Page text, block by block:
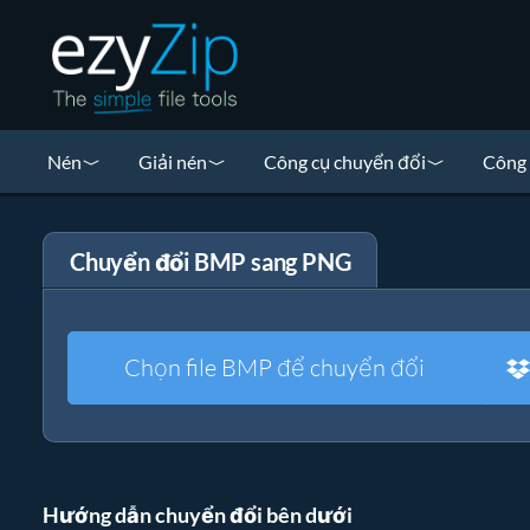
Nén Giải nén Công cụ chuyển đổi Công
Chuyển đổi BMP sang PNG
Chọn file BMP để chuyển đổi
Hướng dẫn chuyển đổi bên dưới